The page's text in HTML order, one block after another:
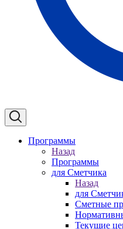
Программы
Назад
Программы
для Сметчика
Назад
для
Сметные
Текущие